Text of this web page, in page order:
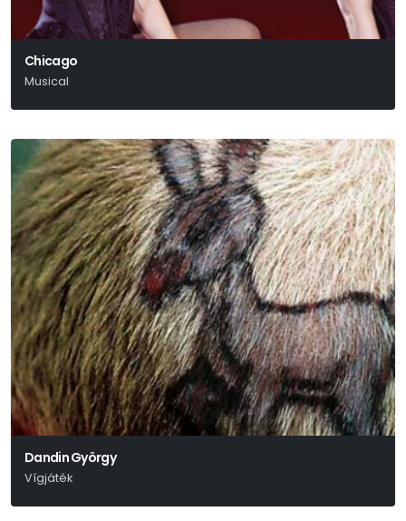
Chicago
Musical
Dandin György
Vígjáték